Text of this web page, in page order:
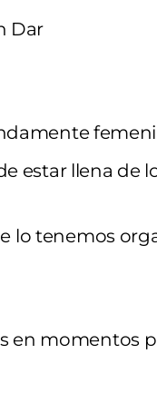
Dar
estar llena de
lo tenemos
en momentos